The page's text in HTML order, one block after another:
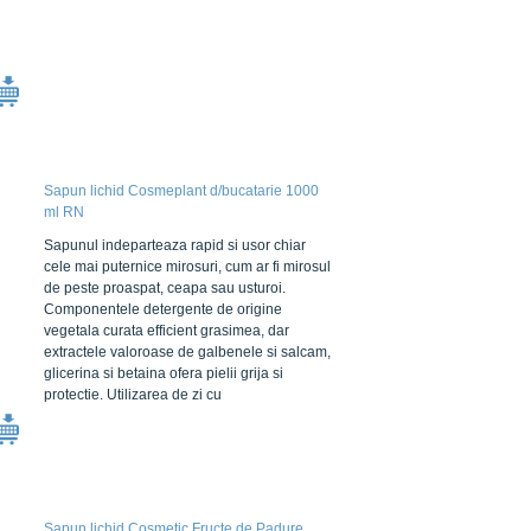
Sapun lichid Cosmeplant d/bucatarie 1000
ml RN
Sapunul indeparteaza rapid si usor chiar
cele mai puternice mirosuri, cum ar fi mirosul
de peste proaspat, ceapa sau usturoi.
Componentele detergente de origine
vegetala curata efficient grasimea, dar
extractele valoroase de galbenele si salcam,
glicerina si betaina ofera pielii grija si
protectie. Utilizarea de zi cu